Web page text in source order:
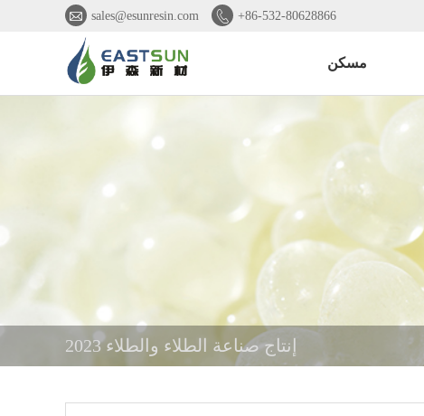
 sales@esunresin.com  +86-532-80628866
مسكن
إنتاج صناعة الطلاء والطلاء 2023